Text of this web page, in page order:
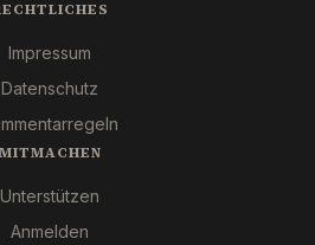
Impressum
Datenschutz
MITMACHEN
Unterstützen
Anmelden